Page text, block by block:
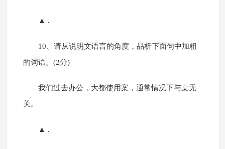
▲ .
10、请从说明文语言的角度，品析下面句中加粗
的词语。(2分)
我们过去办公，大都使用案，通常情况下与桌无
关。
▲ .